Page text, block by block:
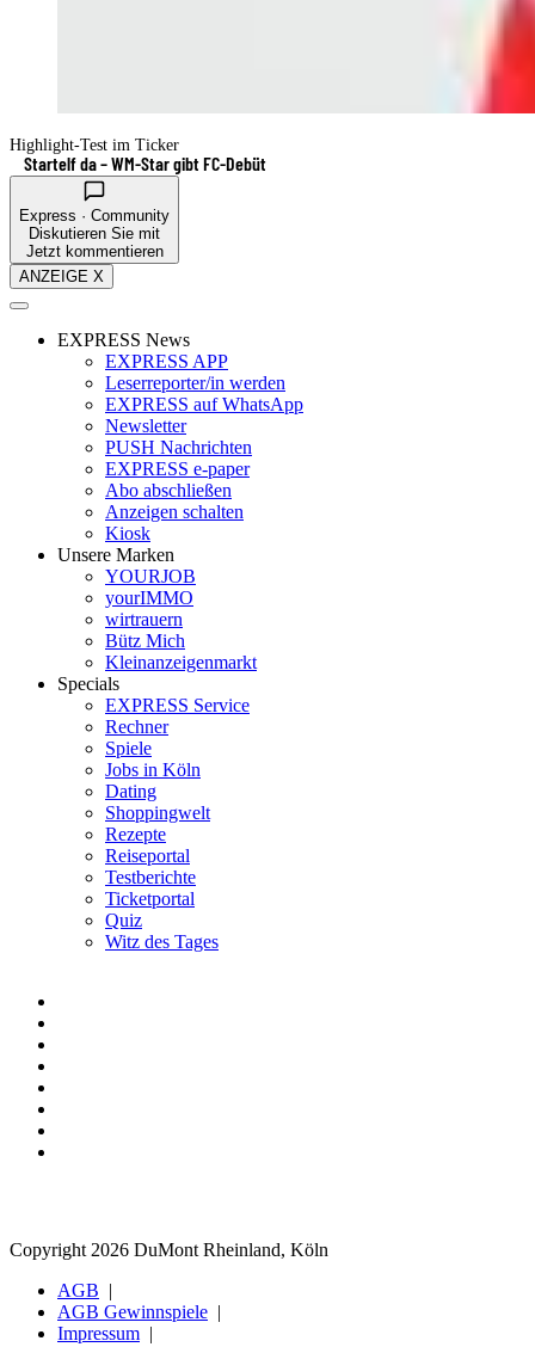
Highlight-Test im Ticker
Startelf da – WM-Star gibt FC-Debüt
Express · Community
Diskutieren Sie mit
Jetzt kommentieren
ANZEIGE X
EXPRESS News
EXPRESS APP
Leserreporter/in werden
EXPRESS auf WhatsApp
Newsletter
PUSH Nachrichten
EXPRESS e-paper
Abo abschließen
Anzeigen schalten
Kiosk
Unsere Marken
YOURJOB
yourIMMO
wirtrauern
Bütz Mich
Kleinanzeigenmarkt
Specials
EXPRESS Service
Rechner
Spiele
Jobs in Köln
Dating
Shoppingwelt
Rezepte
Reiseportal
Testberichte
Ticketportal
Quiz
Witz des Tages
Copyright 2026 DuMont Rheinland, Köln
AGB
AGB Gewinnspiele
Impressum